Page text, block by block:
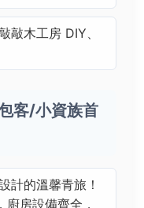
敲木工房 DIY、
客/小資族首
計的溫馨青旅！
房設備齊全，